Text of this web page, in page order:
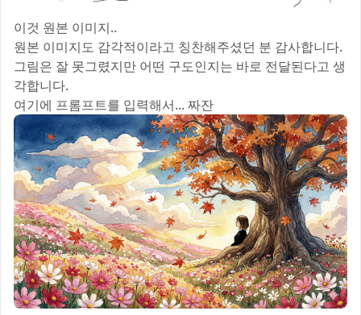
이것 원본 이미지..
원본 이미지도 감각적이라고 칭찬해주셨던 분 감사합니다.
그림은 잘 못그렸지만 어떤 구도인지는 바로 전달된다고 생
각합니다.
여기에 프롬프트를 입력해서... 짜잔